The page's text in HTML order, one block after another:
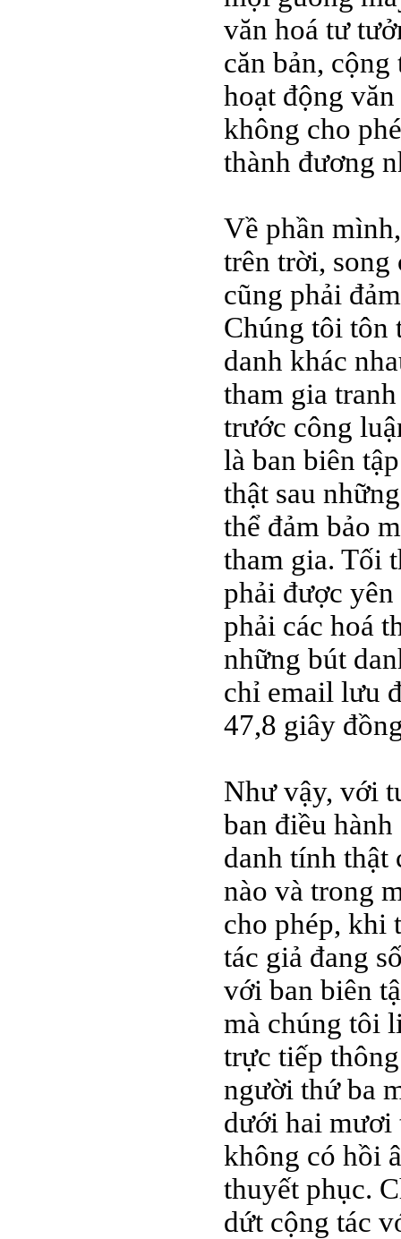
văn hoá tư
căn bản,
hoạt động
không cho
thành đương
Về phần
trên trời, song
cũng phải
Chúng tôi tôn
danh khác
tham gia
trước công
là ban biên
thật sau
thể đảm bảo
tham gia. Tối
phải được
phải các hoá
những bút
chỉ email lưu
47,8 giây
Như vậy, với
ban điều
danh tính thật
nào và trong
cho phép, khi
tác giả đang
với ban biên
mà chúng tôi
trực tiếp
người thứ ba
dưới hai mươi
không có hồi
thuyết phục.
dứt cộng tác